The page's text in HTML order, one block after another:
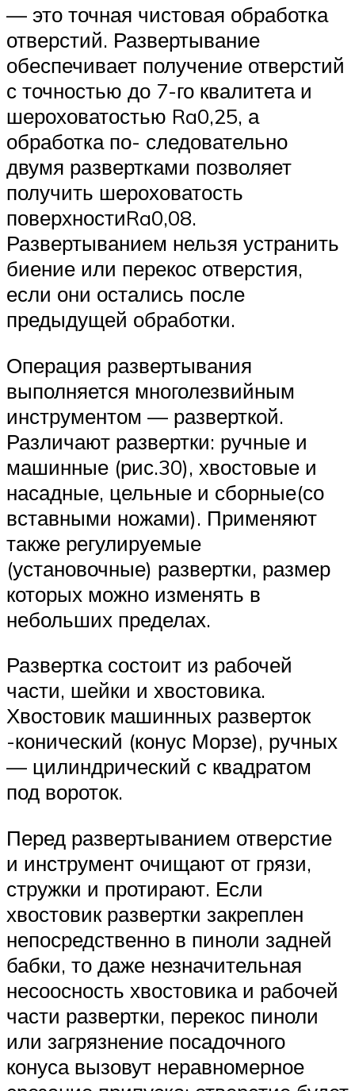
— это точная чистовая обработка
отверстий. Развертывание
обеспечивает получение отверстий
с точностью до 7-го квалитета и
шероховатостью Ra0,25, а
обработка по- следовательно
двумя развертками позволяет
получить шероховатость
поверхностиRa0,08.
Развертыванием нельзя устранить
биение или перекос отверстия,
если они остались после
предыдущей обработки.
Операция развертывания
выполняется многолезвийным
инструментом — разверткой.
Различают развертки: ручные и
машинные (рис.30), хвостовые и
насадные, цельные и сборные(со
вставными ножами). Применяют
также регулируемые
(установочные) развертки, размер
которых можно изменять в
небольших пределах.
Развертка состоит из рабочей
части, шейки и хвостовика.
Хвостовик машинных разверток
-конический (конус Морзе), ручных
— цилиндрический с квадратом
под вороток.
Перед развертыванием отверстие
и инструмент очищают от грязи,
стружки и протирают. Если
хвостовик развертки закреплен
непосредственно в пиноли задней
бабки, то даже незначительная
несоосность хвостовика и рабочей
части развертки, перекос пиноли
или загрязнение посадочного
конуса вызовут неравномерное